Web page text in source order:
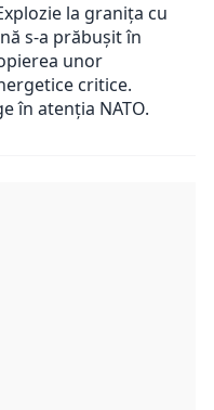
la granița cu
s-a prăbușit în
unor
critice.
în atenția NATO.